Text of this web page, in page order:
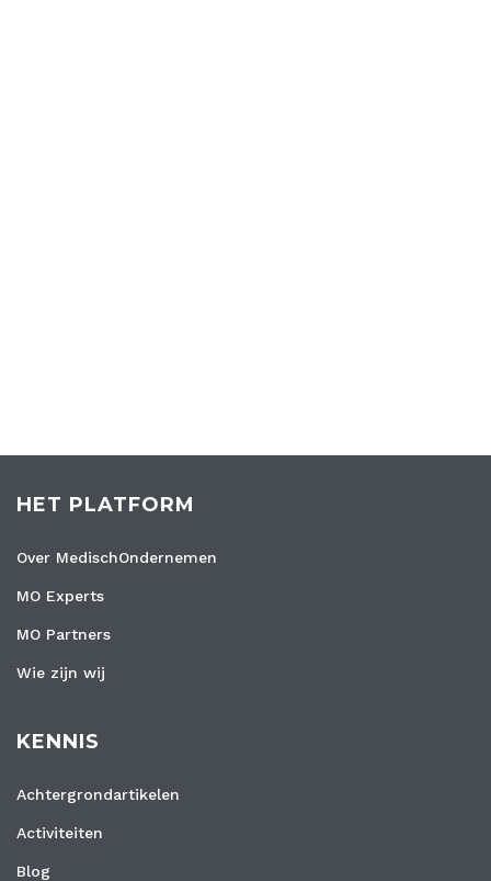
HET PLATFORM
Over MedischOndernemen
MO Experts
MO Partners
Wie zijn wij
KENNIS
Achtergrondartikelen
Activiteiten
Blog